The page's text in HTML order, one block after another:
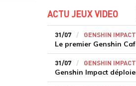
ACTU JEUX VIDEO
31/07 GENSHIN IMPACT
31/07 GENSHIN IMPACT